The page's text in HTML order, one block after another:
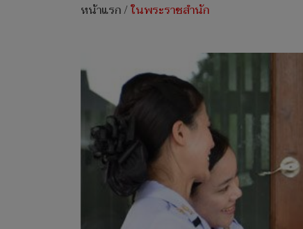
หน้าแรก/ในพระราชสำนัก